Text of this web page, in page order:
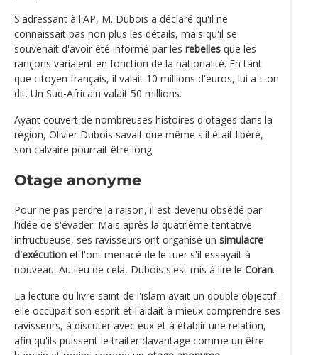
S'adressant à l'AP, M. Dubois a déclaré qu'il ne
connaissait pas non plus les détails, mais qu'il se
souvenait d'avoir été informé par les rebelles que les
rançons variaient en fonction de la nationalité. En tant
que citoyen français, il valait 10 millions d'euros, lui a-t-on
dit. Un Sud-Africain valait 50 millions.
Ayant couvert de nombreuses histoires d'otages dans la
région, Olivier Dubois savait que même s'il était libéré,
son calvaire pourrait être long.
Otage anonyme
Pour ne pas perdre la raison, il est devenu obsédé par
l'idée de s'évader. Mais après la quatrième tentative
infructueuse, ses ravisseurs ont organisé un simulacre
d'exécution et l'ont menacé de le tuer s'il essayait à
nouveau. Au lieu de cela, Dubois s'est mis à lire le Coran.
La lecture du livre saint de l'islam avait un double objectif :
elle occupait son esprit et l'aidait à mieux comprendre ses
ravisseurs, à discuter avec eux et à établir une relation,
afin qu'ils puissent le traiter davantage comme un être